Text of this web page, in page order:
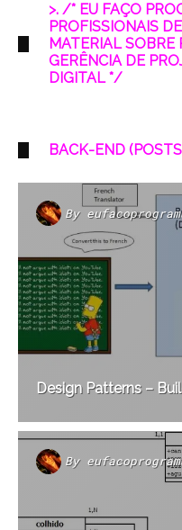
>. /* EU FAÇO
PROFISSIONAIS
MATERIAL SOBRE
GERÊNCIA DE
DIGITAL */
BACK-END
By
Design Patterns –
By